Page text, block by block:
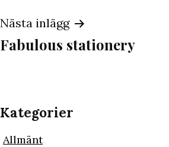
Nästa inlägg
Fabulous stationery
Kategorier
Allmänt